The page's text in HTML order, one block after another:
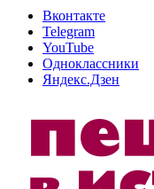
Вконтакте
Telegram
YouTube
Одноклассники
Яндекс.Дзен